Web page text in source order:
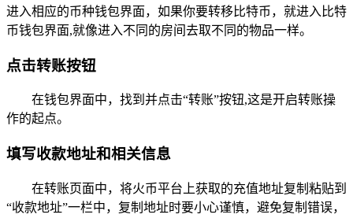
进入相应的币种钱包界面，如果你要转移比特币，就进入比特
币钱包界面,就像进入不同的房间去取不同的物品一样。
点击转账按钮
在钱包界面中，找到并点击“转账”按钮,这是开启转账操
作的起点。
填写收款地址和相关信息
在转账页面中，将火币平台上获取的充值地址复制粘贴到
“收款地址”一栏中，复制地址时要小心谨慎，避免复制错误，